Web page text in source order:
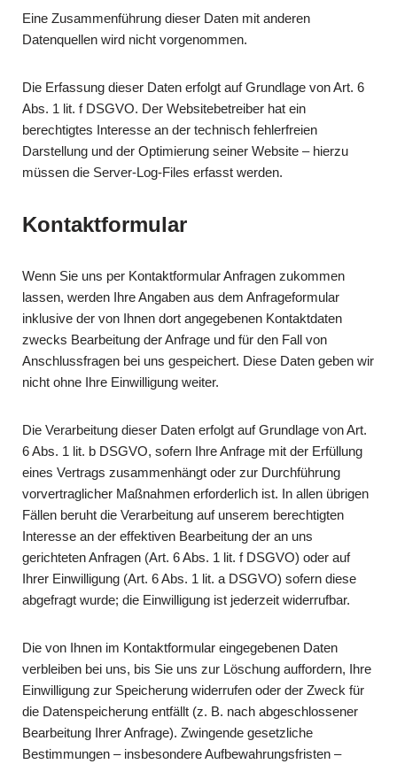
Eine Zusammenführung dieser Daten mit anderen
Datenquellen wird nicht vorgenommen.
Die Erfassung dieser Daten erfolgt auf Grundlage von Art. 6
Abs. 1 lit. f DSGVO. Der Websitebetreiber hat ein
berechtigtes Interesse an der technisch fehlerfreien
Darstellung und der Optimierung seiner Website – hierzu
müssen die Server-Log-Files erfasst werden.
Kontaktformular
Wenn Sie uns per Kontaktformular Anfragen zukommen
lassen, werden Ihre Angaben aus dem Anfrageformular
inklusive der von Ihnen dort angegebenen Kontaktdaten
zwecks Bearbeitung der Anfrage und für den Fall von
Anschlussfragen bei uns gespeichert. Diese Daten geben wir
nicht ohne Ihre Einwilligung weiter.
Die Verarbeitung dieser Daten erfolgt auf Grundlage von Art.
6 Abs. 1 lit. b DSGVO, sofern Ihre Anfrage mit der Erfüllung
eines Vertrags zusammenhängt oder zur Durchführung
vorvertraglicher Maßnahmen erforderlich ist. In allen übrigen
Fällen beruht die Verarbeitung auf unserem berechtigten
Interesse an der effektiven Bearbeitung der an uns
gerichteten Anfragen (Art. 6 Abs. 1 lit. f DSGVO) oder auf
Ihrer Einwilligung (Art. 6 Abs. 1 lit. a DSGVO) sofern diese
abgefragt wurde; die Einwilligung ist jederzeit widerrufbar.
Die von Ihnen im Kontaktformular eingegebenen Daten
verbleiben bei uns, bis Sie uns zur Löschung auffordern, Ihre
Einwilligung zur Speicherung widerrufen oder der Zweck für
die Datenspeicherung entfällt (z. B. nach abgeschlossener
Bearbeitung Ihrer Anfrage). Zwingende gesetzliche
Bestimmungen – insbesondere Aufbewahrungsfristen –